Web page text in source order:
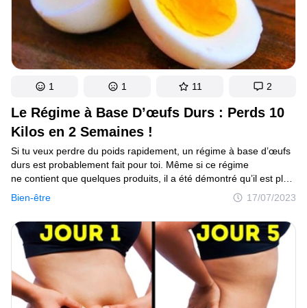
Le Régime à Base D’œufs Durs : Perds 10
Kilos en 2 Semaines !
Bien-être 17/07/2023
Si tu veux perdre du poids rapidement, un régime à base d’œufs
durs est probablement fait pour toi. Même si ce régime
ne contient que quelques produits, il a été démontré qu’il est plus
que suffisant pour t’aider à augmenter ton métabolisme
et à brûler les graisses. De plus, si tu continues de manger
de la nourriture saine après avoir fini le régime, tu ne reprendras
pas les kilos que tu as perdus. Nous aussi, nous allons essayer
ce régime dès maintenant. Pendant que tu fais ce régime, tu dois
boire énormément d’eau afin de garder ton corps bien hydraté —
environ huit à dix verres par jour. Cela aidera aussi ton corps
à se débarrasser des toxines. De plus, essaie aussi de faire une
demi-heure d’exercices tous les jours afin d’obtenir de meilleurs
1 1 11 2